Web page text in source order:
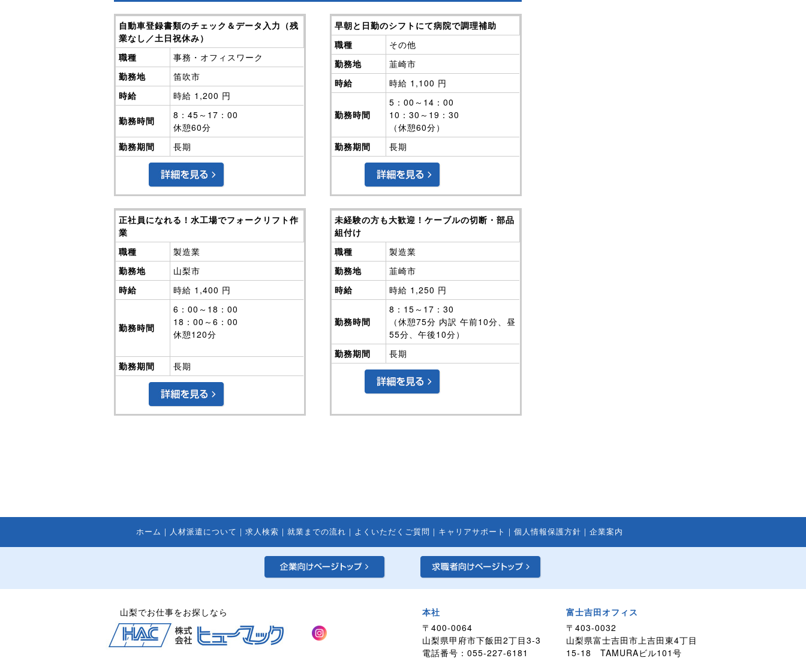
ホーム ｜ 人材派遣について ｜ 求人検索 ｜ 就業までの流れ ｜ よくいただくご質問 ｜ キャリアサポート ｜ 個人情報保護方針 ｜ 企業案内
山梨でお仕事をお探しなら
本社
〒400-0064
山梨県甲府市下飯田2丁目3-3
電話番号：055-227-6181
富士吉田オフィス
〒403-0032
山梨県富士吉田市上吉田東4丁目
15-18 TAMURAビル101号